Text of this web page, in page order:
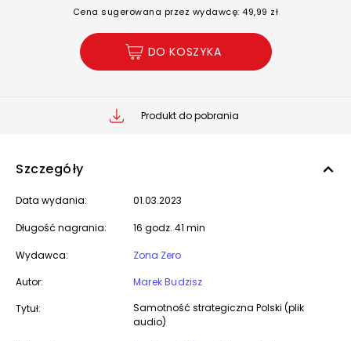
Cena sugerowana przez wydawcę: 49,99 zł
DO KOSZYKA
Produkt do pobrania
Szczegóły
Data wydania: 01.03.2023
Długość nagrania: 16 godz. 41 min
Wydawca:
Zona Zero
Autor:
Marek Budzisz
Tytuł:
Samotność strategiczna Polski (plik
audio)